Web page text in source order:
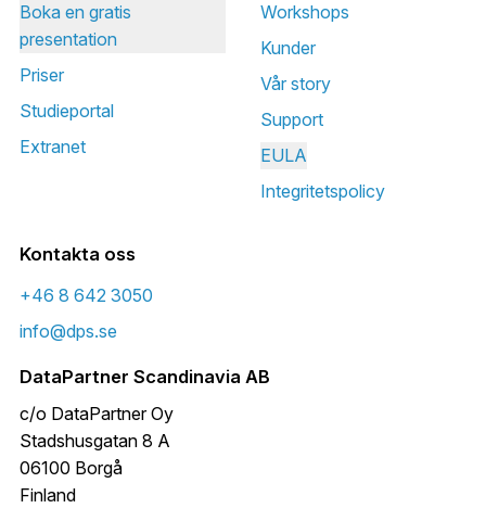
Boka en gratis
presentation
Priser
Studieportal
Extranet
Workshops
Kunder
Vår story
Support
EULA
Integritetspolicy
Kontakta oss
+46 8 642 3050
info@dps.se
DataPartner Scandinavia AB
c/o DataPartner Oy
Stadshusgatan 8 A
06100 Borgå
Finland